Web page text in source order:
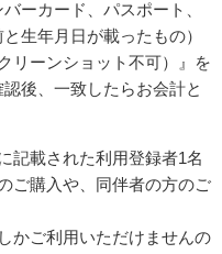
ーカード、パスポート、
生年月日が載ったもの）
リーンショット不可）』を
後、一致したらお会計と
記載された利用登録者1名
ご購入や、同伴者の方のご
かご利用いただけませんの